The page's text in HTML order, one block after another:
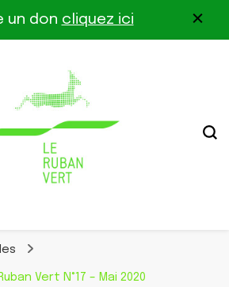
un don cliquez ici
Vert
Vert N°17 – Mai 2020